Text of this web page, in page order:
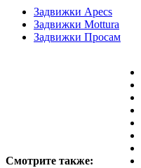
Задвижки Apecs
Задвижки Mottura
Задвижки Просам
Смотрите также: